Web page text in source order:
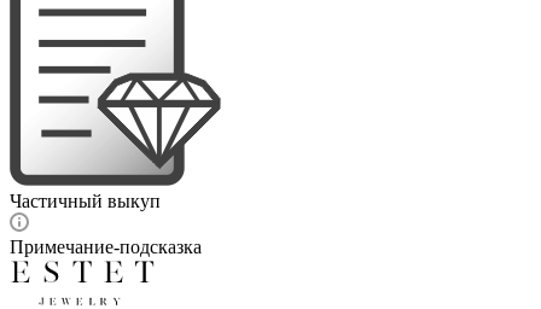
Частичный выкуп
Примечание-подсказка